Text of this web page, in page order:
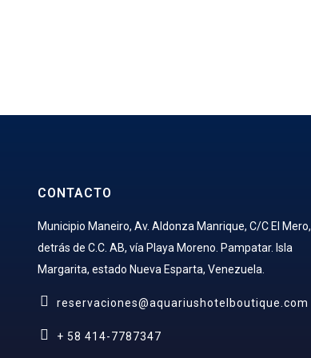
CONTACTO
Municipio Maneiro, Av. Aldonza Manrique, C/C El Mero,
detrás de C.C. AB, vía Playa Moreno. Pampatar. Isla
Margarita, estado Nueva Esparta, Venezuela.
reservaciones@aquariushotelboutique.com
+ 58 414-7787347